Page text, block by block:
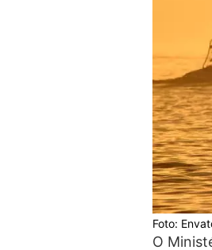
Foto:
O